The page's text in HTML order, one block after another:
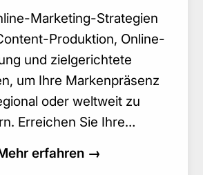
Marketing-Strategien
Produktion, Online-
und zielgerichtete
um Ihre Markenpräsenz
oder weltweit zu
Erreichen Sie Ihre…
erfahren →